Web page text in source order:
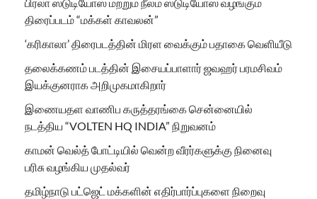
பிர்லா ஸ்டுடியோஸ் மற்றும் நீலம் ஸ்டுடியோஸ் வழங்கும்
திரைப்படம் “மக்கள் காவலன்”
‘கரிகாலா’ திரைபடத்தின் மிரள வைக்கும் பதாகை வெளியீடு
தலைக்கணம் படத்தின் இசையப்பாளார் ஜவஹர் பரமசிவம்
இயக்குனராக அறிமுகமாகிறார்
இணையதள வாணிப கருத்தரங்கை சென்னையில்
நடத்திய “VOLTEN HQ INDIA” நிறுவனம்
காமன் வெல்த் போட்டியில் வென்ற வீரர்களுக்கு நினைவு
பரிசு வழங்கிய முதல்வர்
தமிழ்நாடு பட்ஜெட் மக்களின் எதிர்பார்ப்புகளை நிறைவு